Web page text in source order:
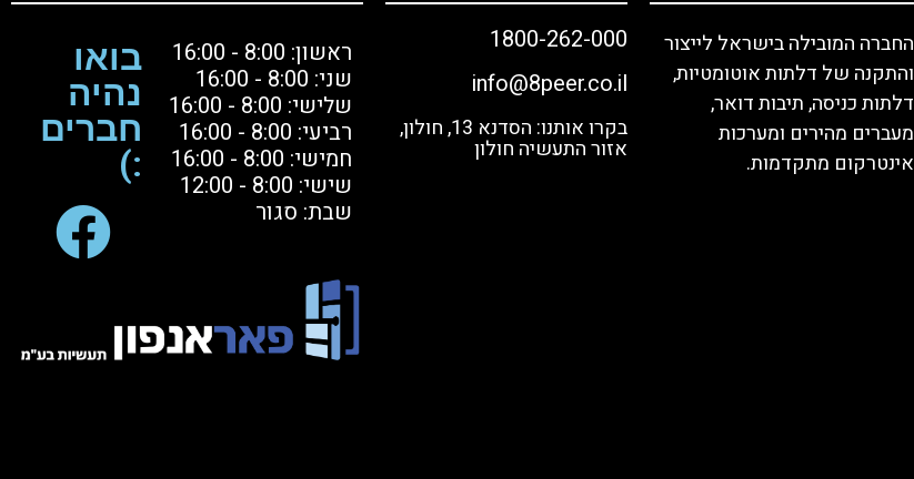
החברה המובילה בישראל לייצור
והתקנה של דלתות אוטומטיות,
דלתות כניסה, תיבות דואר,
מעברים מהירים ומערכות
אינטרקום מתקדמות.
1800-262-000
info@8peer.co.il
בקרו אותנו: הסדנא 13, חולון,
אזור התעשיה חולון
ראשון: 8:00 - 16:00
שני: 8:00 - 16:00
שלישי: 8:00 - 16:00
רביעי: 8:00 - 16:00
חמישי: 8:00 - 16:00
שישי: 8:00 - 12:00
שבת: סגור
בואו
נהיה
חברים
:)